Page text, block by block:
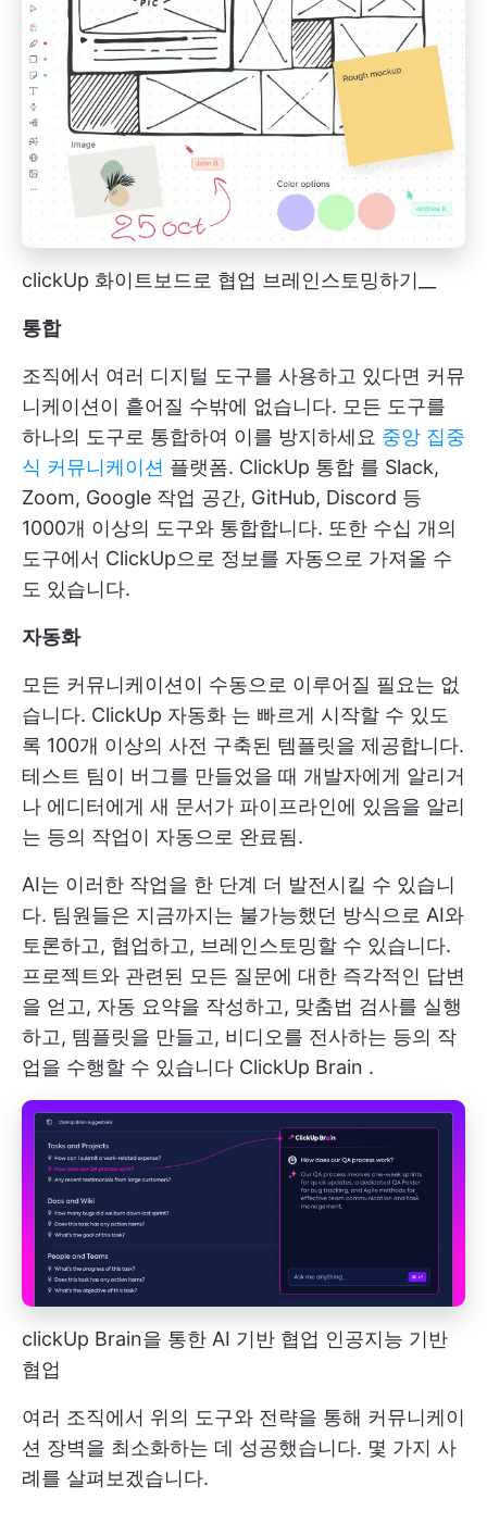
clickUp 화이트보드로 협업 브레인스토밍하기__
통합
조직에서 여러 디지털 도구를 사용하고 있다면 커뮤
니케이션이 흩어질 수밖에 없습니다. 모든 도구를
하나의 도구로 통합하여 이를 방지하세요 중앙 집중
식 커뮤니케이션 플랫폼. ClickUp 통합 를 Slack,
Zoom, Google 작업 공간, GitHub, Discord 등
1000개 이상의 도구와 통합합니다. 또한 수십 개의
도구에서 ClickUp으로 정보를 자동으로 가져올 수
도 있습니다.
자동화
모든 커뮤니케이션이 수동으로 이루어질 필요는 없
습니다. ClickUp 자동화 는 빠르게 시작할 수 있도
록 100개 이상의 사전 구축된 템플릿을 제공합니다.
테스트 팀이 버그를 만들었을 때 개발자에게 알리거
나 에디터에게 새 문서가 파이프라인에 있음을 알리
는 등의 작업이 자동으로 완료됨.
AI는 이러한 작업을 한 단계 더 발전시킬 수 있습니
다. 팀원들은 지금까지는 불가능했던 방식으로 AI와
토론하고, 협업하고, 브레인스토밍할 수 있습니다.
프로젝트와 관련된 모든 질문에 대한 즉각적인 답변
을 얻고, 자동 요약을 작성하고, 맞춤법 검사를 실행
하고, 템플릿을 만들고, 비디오를 전사하는 등의 작
업을 수행할 수 있습니다 ClickUp Brain .
clickUp Brain을 통한 AI 기반 협업 인공지능 기반
협업
여러 조직에서 위의 도구와 전략을 통해 커뮤니케이
션 장벽을 최소화하는 데 성공했습니다. 몇 가지 사
례를 살펴보겠습니다.